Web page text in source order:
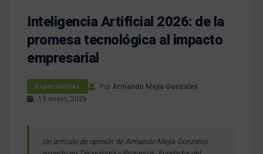
Inteligencia Artificial 2026: de la
promesa tecnológica al impacto
empresarial
Especialistas Por Armando Mejía Gonzales
13 enero, 2026
Un artículo de opinión de Armando Mejía Gonzales,